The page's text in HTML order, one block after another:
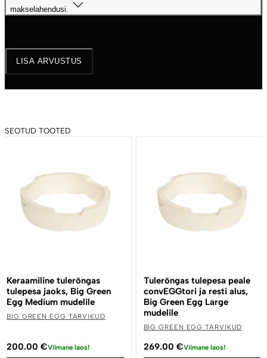
makselahendusi.
LISA ARVUSTUS
SEOTUD TOOTED
Keraamiline tulerõngas
tulepesa jaoks, Big Green
Egg Medium mudelile
BIG GREEN EGG TARVIKUD
200.00 €Viimane laos!
Tulerõngas tulepesa peale
convEGGtori ja resti alus,
Big Green Egg Large
mudelile
BIG GREEN EGG TARVIKUD
269.00 €Viimane laos!